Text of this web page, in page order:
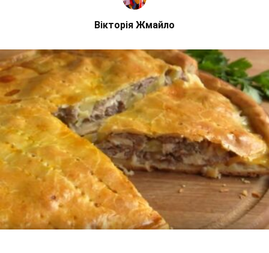
Вікторія Жмайло